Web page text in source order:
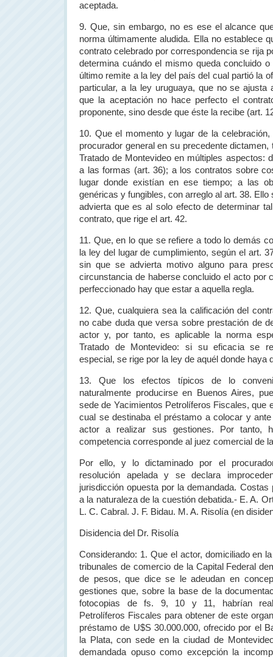
aceptada.
9. Que, sin embargo, no es ese el alcance
norma últimamente aludida. Ella no establece
contrato celebrado por correspondencia se rija
determina cuándo el mismo queda concluido
último remite a la ley del país del cual partió la
particular, a la ley uruguaya, que no se ajusta
que la aceptación no hace perfecto el
proponente, sino desde que éste la recibe (art.
10. Que el momento y lugar de la
procurador general en su precedente dictamen,
Tratado de Montevideo en múltiples aspectos:
a las formas (art. 36); a los contratos sobre
lugar donde existían en ese tiempo; a las
genéricas y fungibles, con arreglo al art. 38. Ello
advierta que es al solo efecto de determinar
contrato, que rige el art. 42.
11. Que, en lo que se refiere a todo lo demás
la ley del lugar de cumplimiento, según el art.
sin que se advierta motivo alguno para
circunstancia de haberse concluido el acto por
perfeccionado hay que estar a aquella regla.
12. Que, cualquiera sea la calificación del
no cabe duda que versa sobre prestación de
actor y, por tanto, es aplicable la norma
Tratado de Montevideo: si su eficacia se
especial, se rige por la ley de aquél donde haya
13. Que los efectos típicos de lo
naturalmente producirse en Buenos Aires,
sede de Yacimientos Petrolíferos Fiscales, que
cual se destinaba el préstamo a colocar y
actor a realizar sus gestiones. Por tanto,
competencia corresponde al juez comercial de
Por ello, y lo dictaminado por el
resolución apelada y se declara
jurisdicción opuesta por la demandada.
a la naturaleza de la cuestión debatida.- E. A.
L. C. Cabral. J. F. Bidau. M. A. Risolía (en
Disidencia del Dr. Risolía
Considerando: 1. Que el actor, domiciliado en
tribunales de comercio de la Capital Federal
de pesos, que dice se le adeudan en
gestiones que, sobre la base de la
fotocopias de fs. 9, 10 y 11, habrían
Petrolíferos Fiscales para obtener de este
préstamo de U$S 30.000.000, ofrecido por el
la Plata, con sede en la ciudad de
demandada opuso como excepción la